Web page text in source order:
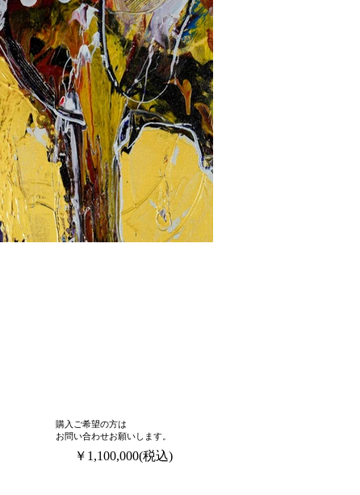
​購入ご希望の方は
お問い合わせお願いします。
​￥1,100,000(税込)